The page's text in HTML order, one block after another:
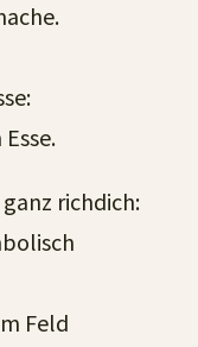
richdich:
Feld